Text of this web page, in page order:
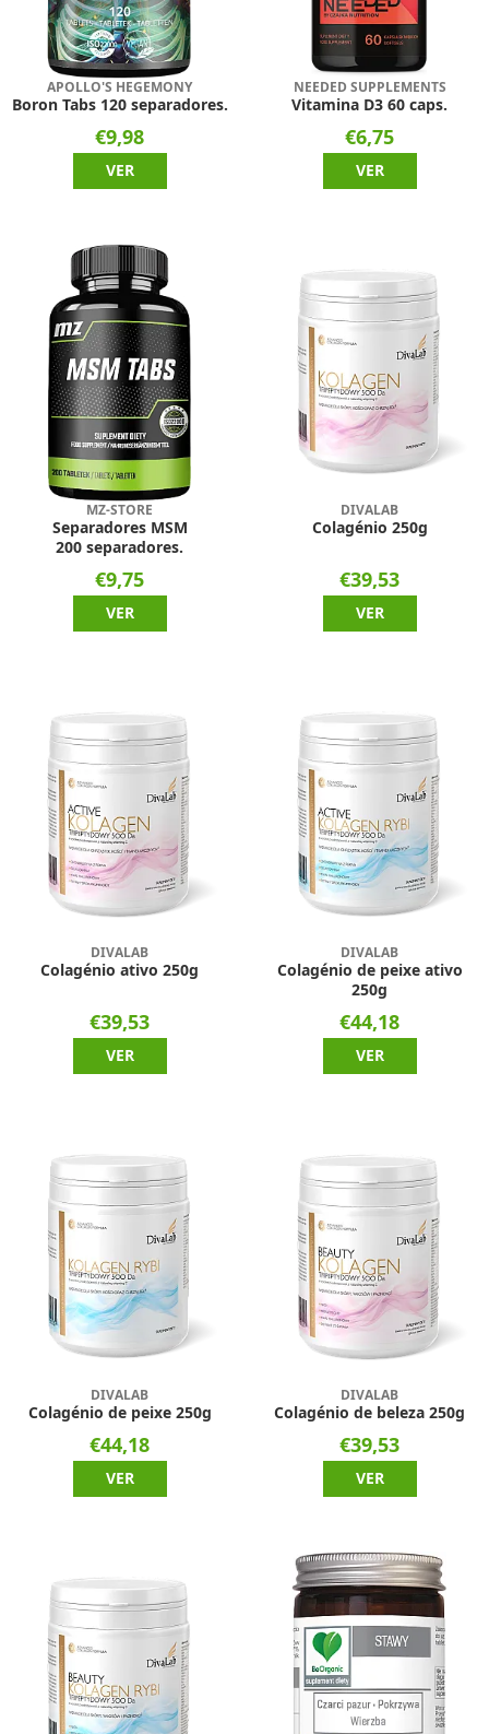
APOLLO'S HEGEMONY
Boron Tabs 120 separadores.
€9,98
VER
NEEDED SUPPLEMENTS
Vitamina D3 60 caps.
€6,75
VER
MZ-STORE
Separadores MSM
200 separadores.
€9,75
VER
DIVALAB
Colagénio 250g
€39,53
VER
DIVALAB
Colagénio ativo 250g
€39,53
VER
DIVALAB
Colagénio de peixe ativo
250g
€44,18
VER
DIVALAB
Colagénio de peixe 250g
€44,18
VER
DIVALAB
Colagénio de beleza 250g
€39,53
VER